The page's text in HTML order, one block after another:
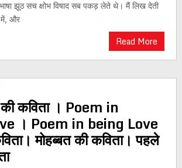
भाषा झूठ सच क्षोभ विषाद सब पकड़ लेते थे। मैं लिख देती
में, और
Read More
कविता । Poem in
। Poem in being Love
मोहब्बत की कविता। पहले